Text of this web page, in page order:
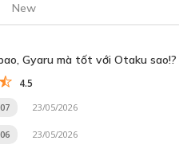
New
Gyaru mà tốt với Otaku sao!?
4.5
23/05/2026
23/05/2026